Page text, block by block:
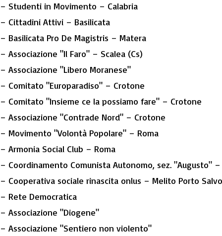
– Studenti in Movimento – Calabria
– Cittadini Attivi – Basilicata
– Basilicata Pro De Magistris – Matera
– Associazione "Il Faro" – Scalea (Cs)
– Associazione "Libero Moranese"
– Comitato "Europaradiso" – Crotone
– Comitato "Insieme ce la possiamo fare" – Crotone
– Associazione "Contrade Nord" – Crotone
– Movimento "Volontà Popolare" – Roma
– Armonia Social Club – Roma
– Coordinamento Comunista Autonomo, sez. "Augusto"
– Cooperativa sociale rinascita onlus – Melito Porto
– Rete Democratica
– Associazione "Diogene"
– Associazione "Sentiero non violento"